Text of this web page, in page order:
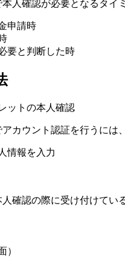
人確認が必要となるタイ
申請時
要と判断した時
カウント認証を行うには
情報を入力
確認の際に受け付けてい
）